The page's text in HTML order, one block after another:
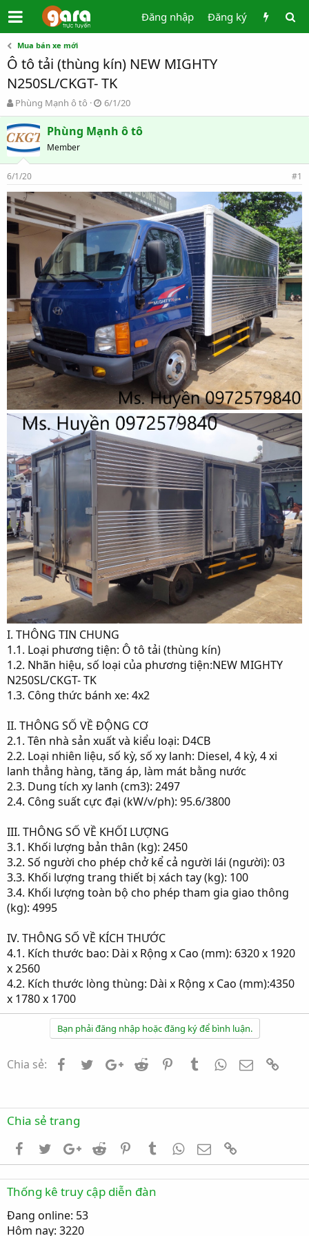
Đăng nhập Đăng ký
Mua bán xe mới
Ô tô tải (thùng kín) NEW MIGHTY
N250SL/CKGT- TK
T
h
r
e
a
d
s
t
a
r
t
e
Phùng Mạnh ô tô
N
g
à
y
ử
6/1/20
Phùng Mạnh ô tô
Member
6/1/20 #1
I. THÔNG TIN CHUNG
1.1. Loại phương tiện: Ô tô tải (thùng kín)
1.2. Nhãn hiệu, số loại của phương tiện:NEW MIGHTY
N250SL/CKGT- TK
1.3. Công thức bánh xe: 4x2
II. THÔNG SỐ VỀ ĐỘNG CƠ
2.1. Tên nhà sản xuất và kiểu loại: D4CB
2.2. Loại nhiên liệu, số kỳ, số xy lanh: Diesel, 4 kỳ, 4 xi
lanh thẳng hàng, tăng áp, làm mát bằng nước
2.3. Dung tích xy lanh (cm3): 2497
2.4. Công suất cực đại (kW/v/ph): 95.6/3800
III. THÔNG SỐ VỀ KHỐI LƯỢNG
3.1. Khối lượng bản thân (kg): 2450
3.2. Số người cho phép chở kể cả người lái (người): 03
3.3. Khối lượng trang thiết bị xách tay (kg): 100
3.4. Khối lượng toàn bộ cho phép tham gia giao thông
(kg): 4995
IV. THÔNG SỐ VỀ KÍCH THƯỚC
4.1. Kích thước bao: Dài x Rộng x Cao (mm): 6320 x 1920
x 2560
4.2. Kích thước lòng thùng: Dài x Rộng x Cao (mm):4350
x 1780 x 1700
Bạn phải đăng nhập hoặc đăng ký để bình luận.
Chia sẻ: FacebookTwitterGoogle+
Reddit PinterestTumblrWhatsApp
Email
Chia sẻ trang
FacebookTwitterGoogle+
Reddit PinterestTumblrWhatsApp
Email
Thống kê truy cập diễn đàn
Đang online: 53
Hôm nay: 3220